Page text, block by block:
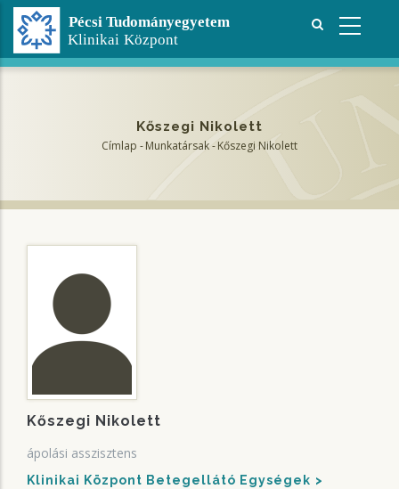
Ugrás
tartalomra
Kőszegi Nikolett
Címlap -Munkatársak-Kőszegi Nikolett
Kőszegi Nikolett
ápolási asszisztens
Klinikai Központ Betegellátó Egységek